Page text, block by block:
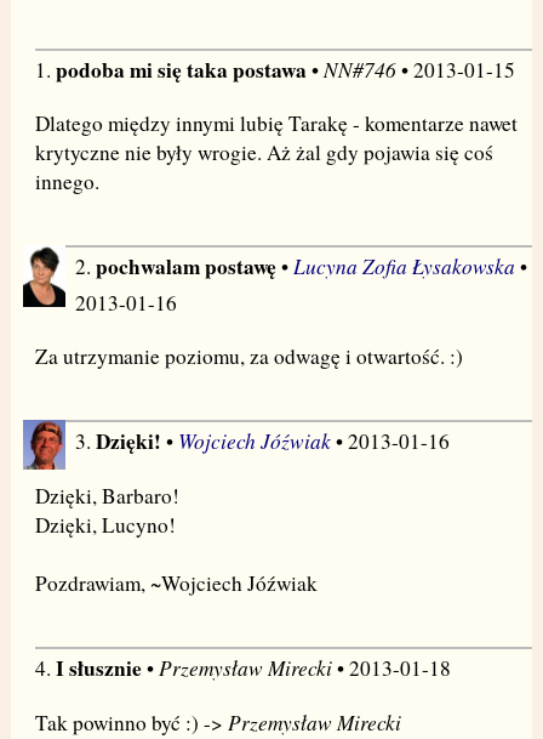
1. podoba mi się taka postawa •NN#746• 2013-01-15
Dlatego między innymi lubię Tarakę - komentarze nawet
krytyczne nie były wrogie. Aż żal gdy pojawia się coś
innego.
2. pochwalam postawę•Lucyna Zofia Łysakowska •
2013-01-16
Za utrzymanie poziomu, za odwagę i otwartość. :)
3. Dzięki! • Wojciech Jóźwiak• 2013-01-16
Dzięki, Barbaro!
Dzięki, Lucyno!
Pozdrawiam, ~Wojciech Jóźwiak
4. I słusznie• Przemysław Mirecki• 2013-01-18
Tak powinno być :) -> Przemysław Mirecki